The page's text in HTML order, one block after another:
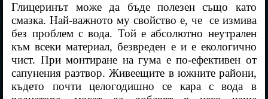
Глицеринът може да бъде полезен също като
смазка. Най-важното му свойство е, че се измива
без проблем с вода. Той е абсолютно неутрален
към всеки материал, безвреден е и е екологично
чист. При монтиране на гума е по-ефективен от
сапунения разтвор. Живеещите в южните райони,
където почти целогодишно се кара с вода в